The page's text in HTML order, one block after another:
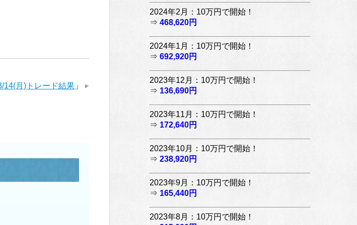
14(月)トレード結果 」
2024年2月：10万円で開始！
⇒ 468,620円
2024年1月：10万円で開始！
⇒ 692,920円
2023年12月：10万円で開始！
⇒ 136,690円
2023年11月：10万円で開始！
⇒ 172,640円
2023年10月：10万円で開始！
⇒ 238,920円
2023年9月：10万円で開始！
⇒ 165,440円
2023年8月：10万円で開始！